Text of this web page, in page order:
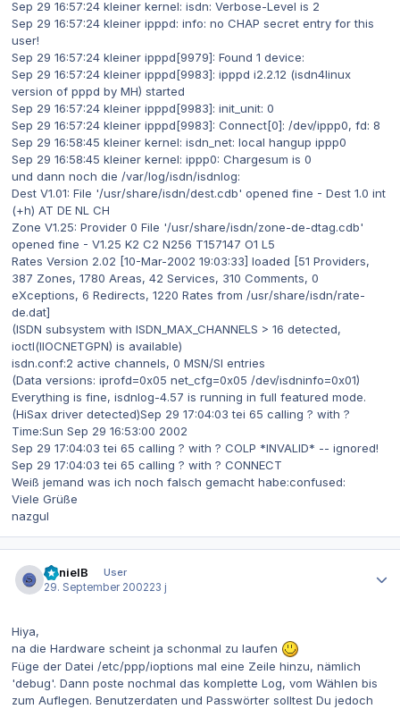
Sep 29 16:57:24 kleiner kernel: isdn: Verbose-Level is 2
Sep 29 16:57:24 kleiner ipppd: info: no CHAP secret entry for this
user!
Sep 29 16:57:24 kleiner ipppd[9979]: Found 1 device:
Sep 29 16:57:24 kleiner ipppd[9983]: ipppd i2.2.12 (isdn4linux
version of pppd by MH) started
Sep 29 16:57:24 kleiner ipppd[9983]: init_unit: 0
Sep 29 16:57:24 kleiner ipppd[9983]: Connect[0]: /dev/ippp0, fd: 8
Sep 29 16:58:45 kleiner kernel: isdn_net: local hangup ippp0
Sep 29 16:58:45 kleiner kernel: ippp0: Chargesum is 0
und dann noch die /var/log/isdn/isdnlog:
Dest V1.01: File '/usr/share/isdn/dest.cdb' opened fine - Dest 1.0 int
(+h) AT DE NL CH
Zone V1.25: Provider 0 File '/usr/share/isdn/zone-de-dtag.cdb'
opened fine - V1.25 K2 C2 N256 T157147 O1 L5
Rates Version 2.02 [10-Mar-2002 19:03:33] loaded [51 Providers,
387 Zones, 1780 Areas, 42 Services, 310 Comments, 0
eXceptions, 6 Redirects, 1220 Rates from /usr/share/isdn/rate-
de.dat]
(ISDN subsystem with ISDN_MAX_CHANNELS > 16 detected,
ioctl(IIOCNETGPN) is available)
isdn.conf:2 active channels, 0 MSN/SI entries
(Data versions: iprofd=0x05 net_cfg=0x05 /dev/isdninfo=0x01)
Everything is fine, isdnlog-4.57 is running in full featured mode.
(HiSax driver detected)Sep 29 17:04:03 tei 65 calling ? with ?
Time:Sun Sep 29 16:53:00 2002
Sep 29 17:04:03 tei 65 calling ? with ? COLP *INVALID* -- ignored!
Sep 29 17:04:03 tei 65 calling ? with ? CONNECT
Weiß jemand was ich noch falsch gemacht habe:confused:
Viele Grüße
nazgul
DanielB
User
29. September 200223 j
Hiya,
na die Hardware scheint ja schonmal zu laufen
Füge der Datei /etc/ppp/ioptions mal eine Zeile hinzu, nämlich
'debug'. Dann poste nochmal das komplette Log, vom Wählen bis
zum Auflegen. Benutzerdaten und Passwörter solltest Du jedoch